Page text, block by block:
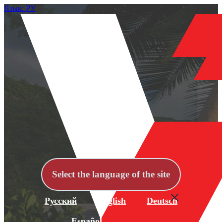
Язык: РУ
Select the language of the site
Русский English Deutsch